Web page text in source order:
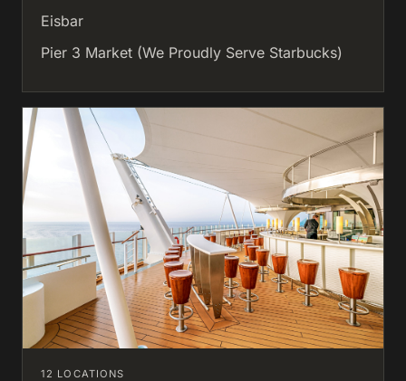
Eisbar
Pier 3 Market (We Proudly Serve Starbucks)
12 LOCATIONS